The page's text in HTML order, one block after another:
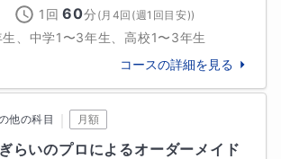
、私の授業は向かないかもしれませ
ペースで、状況に合ったアプローチ
お考えの方は、ぜひチャットにてご
らいのための“メンタルサポート”
1回 60分 ( 月4回(週1回目安))
、中学1〜3年生、高校1〜3年生
コースの詳細を見る
他の科目 月額
らいのプロによるオーダーメイド